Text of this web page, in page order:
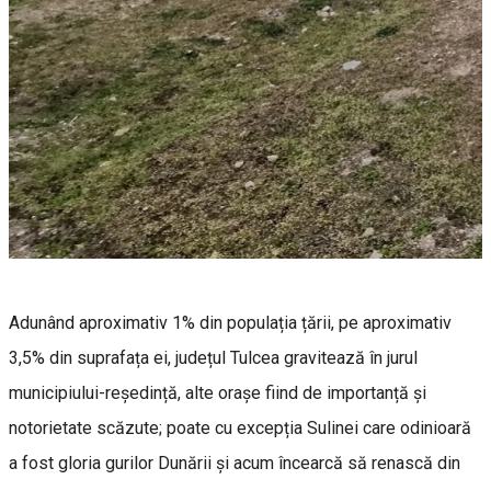
Adunând aproximativ 1% din populația țării, pe aproximativ
3,5% din suprafața ei, județul Tulcea gravitează în jurul
municipiului-reședință, alte orașe fiind de importanță și
notorietate scăzute; poate cu excepția Sulinei care odinioară
a fost gloria gurilor Dunării și acum încearcă să renască din